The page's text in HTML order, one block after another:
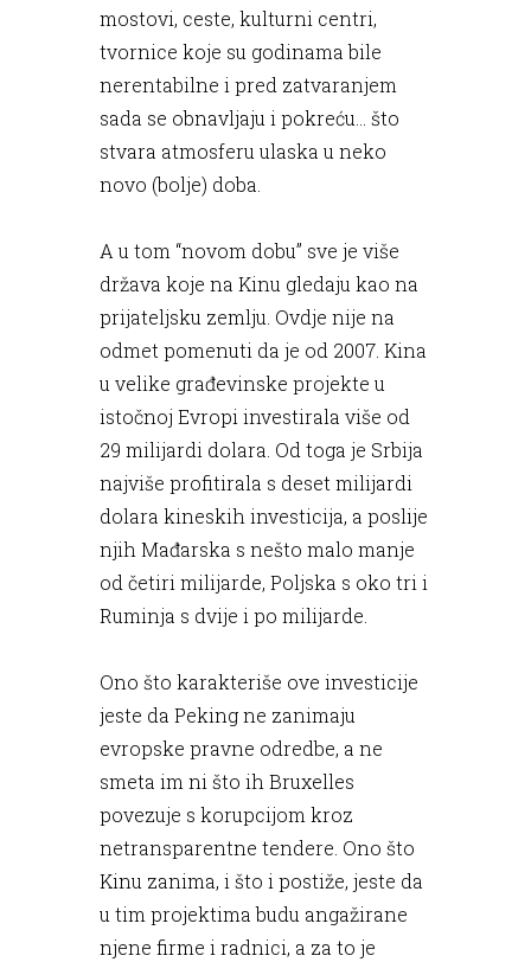
mostovi, ceste, kulturni centri,
tvornice koje su godinama bile
nerentabilne i pred zatvaranjem
sada se obnavljaju i pokreću… što
stvara atmosferu ulaska u neko
novo (bolje) doba.
A u tom “novom dobu” sve je više
država koje na Kinu gledaju kao na
prijateljsku zemlju. Ovdje nije na
odmet pomenuti da je od 2007. Kina
u velike građevinske projekte u
istočnoj Evropi investirala više od
29 milijardi dolara. Od toga je Srbija
najviše profitirala s deset milijardi
dolara kineskih investicija, a poslije
njih Mađarska s nešto malo manje
od četiri milijarde, Poljska s oko tri i
Ruminja s dvije i po milijarde.
Ono što karakteriše ove investicije
jeste da Peking ne zanimaju
evropske pravne odredbe, a ne
smeta im ni što ih Bruxelles
povezuje s korupcijom kroz
netransparentne tendere. Ono što
Kinu zanima, i što i postiže, jeste da
u tim projektima budu angažirane
njene firme i radnici, a za to je